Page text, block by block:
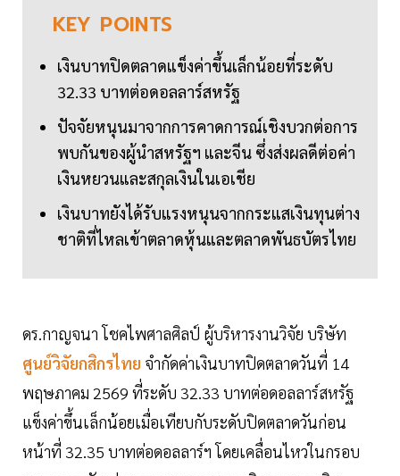
KEY POINTS
เงินบาทปิดตลาดแข็งค่าขึ้นเล็กน้อยที่ระดับ
32.33 บาทต่อดอลลาร์สหรัฐ
ปัจจัยหนุนมาจากการคาดการณ์เชิงบวกต่อการ
พบกันของผู้นำสหรัฐฯ และจีน ซึ่งส่งผลดีต่อค่า
เงินหยวนและสกุลเงินในเอเชีย
เงินบาทยังได้รับแรงหนุนจากกระแสเงินทุนต่าง
ชาติที่ไหลเข้าตลาดหุ้นและตลาดพันธบัตรไทย
ดร.กาญจนา โชคไพศาลศิลป์ ผู้บริหารงานวิจัย บริษัท
ศูนย์วิจัยกสิกรไทย จำกัดค่าเงินบาทปิดตลาดวันที่ 14
พฤษภาคม 2569 ที่ระดับ 32.33 บาทต่อดอลลาร์สหรัฐ
แข็งค่าขึ้นเล็กน้อยเมื่อเทียบกับระดับปิดตลาดวันก่อน
หน้าที่ 32.35 บาทต่อดอลลาร์ฯ โดยเคลื่อนไหวในกรอบ